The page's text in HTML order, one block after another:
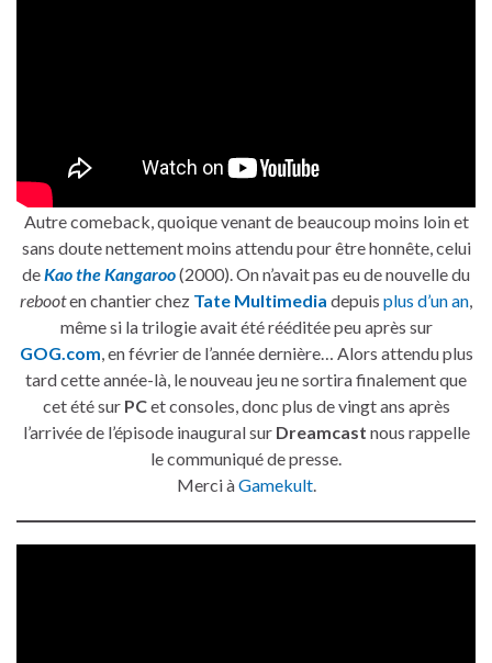
Autre comeback, quoique venant de beaucoup moins loin et
sans doute nettement moins attendu pour être honnête, celui
de Kao the Kangaroo(2000). On n’avait pas eu de nouvelle du
rebooten chantier chez Tate Multimedia depuis plus d’un an
même si la trilogie avait été rééditée peu après sur
GOG.com , en février de l’année dernière… Alors attendu plus
tard cette année-là, le nouveau jeu ne sortira finalement que
cet été sur PCet consoles, donc plus de vingt ans après
l’arrivée de l’épisode inaugural sur Dreamcast nous rappelle
le communiqué de presse.
Merci àGamekult.